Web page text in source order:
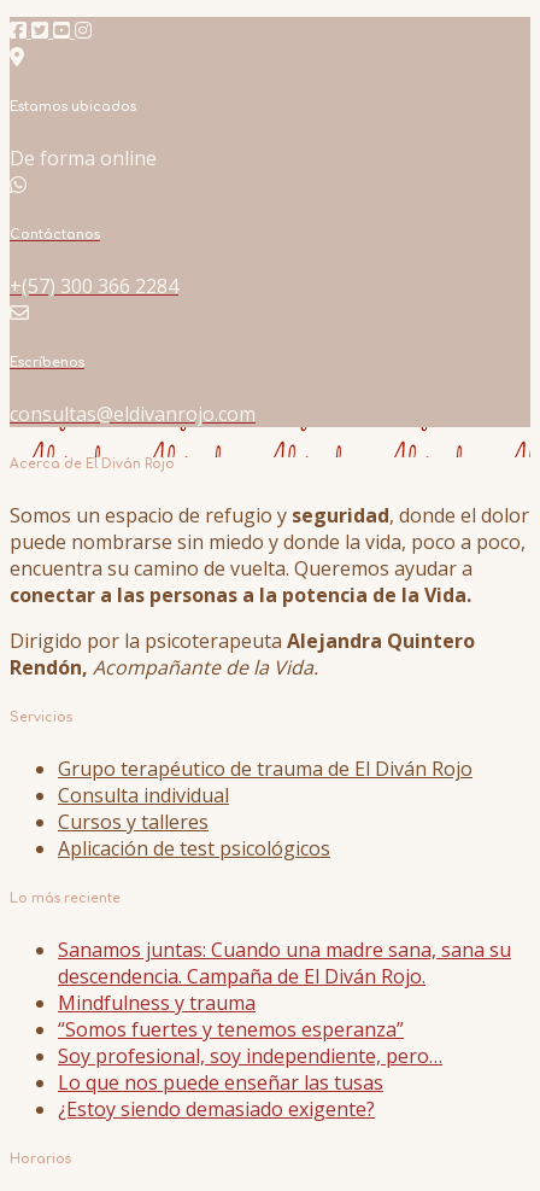
Estamos ubicados
De forma online
Contáctanos
+(57) 300 366 2284
Escríbenos
consultas@eldivanrojo.com
Acerca de El Diván Rojo
Somos un espacio de refugio y seguridad, donde el dolor
puede nombrarse sin miedo y donde la vida, poco a poco,
encuentra su camino de vuelta. Queremos ayudar a
conectar a las personas a la potencia de la Vida.
Dirigido por la psicoterapeuta Alejandra Quintero
Rendón, Acompañante de la Vida.
Servicios
Grupo terapéutico de trauma de El Diván Rojo
Consulta individual
Cursos y talleres
Aplicación de test psicológicos
Lo más reciente
Sanamos juntas: Cuando una madre sana, sana su
descendencia. Campaña de El Diván Rojo.
Mindfulness y trauma
“Somos fuertes y tenemos esperanza”
Soy profesional, soy independiente, pero…
Lo que nos puede enseñar las tusas
¿Estoy siendo demasiado exigente?
Horarios